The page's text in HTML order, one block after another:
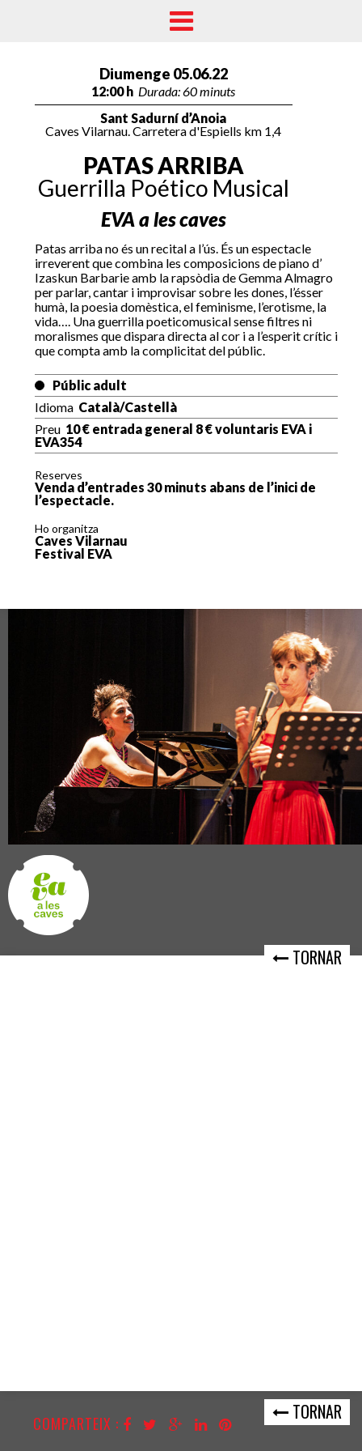
Diumenge 05.06.22
12:00 h Durada: 60 minuts
Sant Sadurní d’Anoia
Caves Vilarnau. Carretera d'Espiells km 1,4
PATAS ARRIBA
Guerrilla Poético Musical
EVA a les caves
Patas arriba no és un recital a l’ús. És un espectacle
irreverent que combina les composicions de piano d’
Izaskun Barbarie amb la rapsòdia de Gemma Almagro
per parlar, cantar i improvisar sobre les dones, l’ésser
humà, la poesia domèstica, el feminisme, l’erotisme, la
vida…. Una guerrilla poeticomusical sense filtres ni
moralismes que dispara directa al cor i a l’esperit crític i
que compta amb la complicitat del públic.
Públic adult
Idioma Català/Castellà
Preu 10 € entrada general 8 € voluntaris EVA i
EVA354
Reserves
Venda d’entrades 30 minuts abans de l’inici de
l’espectacle.
Ho organitza
Caves Vilarnau
Festival EVA
TORNAR
TORNAR
COMPARTEIX :